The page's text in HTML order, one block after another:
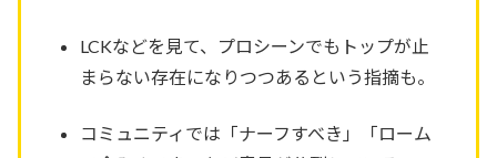
LCKなどを見て、プロシーンでもトップが止
まらない存在になりつつあるという指摘も。
コミュニティでは「ナーフすべき」「ローム